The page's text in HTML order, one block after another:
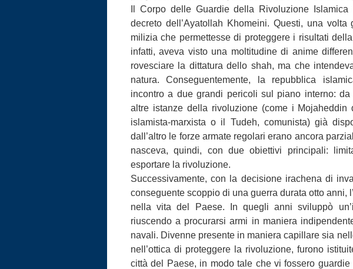
Il Corpo delle Guardie della Rivoluzione
decreto dell’Ayatollah Khomeini. Questi, una
milizia che permettesse di proteggere i risultati
infatti, aveva visto una moltitudine di anime
rovesciare la dittatura dello shah, ma che
natura. Conseguentemente, la repubblica
incontro a due grandi pericoli sul piano interno:
altre istanze della rivoluzione (come i Mojaheddin
islamista-marxista o il Tudeh, comunista) già
dall’altro le forze armate regolari erano ancora
nasceva, quindi, con due obiettivi principali:
esportare la rivoluzione.
Successivamente, con la decisione irachena di
conseguente scoppio di una guerra durata otto anni,
nella vita del Paese. In quegli anni sviluppò
riuscendo a procurarsi armi in maniera
navali. Divenne presente in maniera capillare sia
nell’ottica di proteggere la rivoluzione, furono
città del Paese, in modo tale che vi fossero